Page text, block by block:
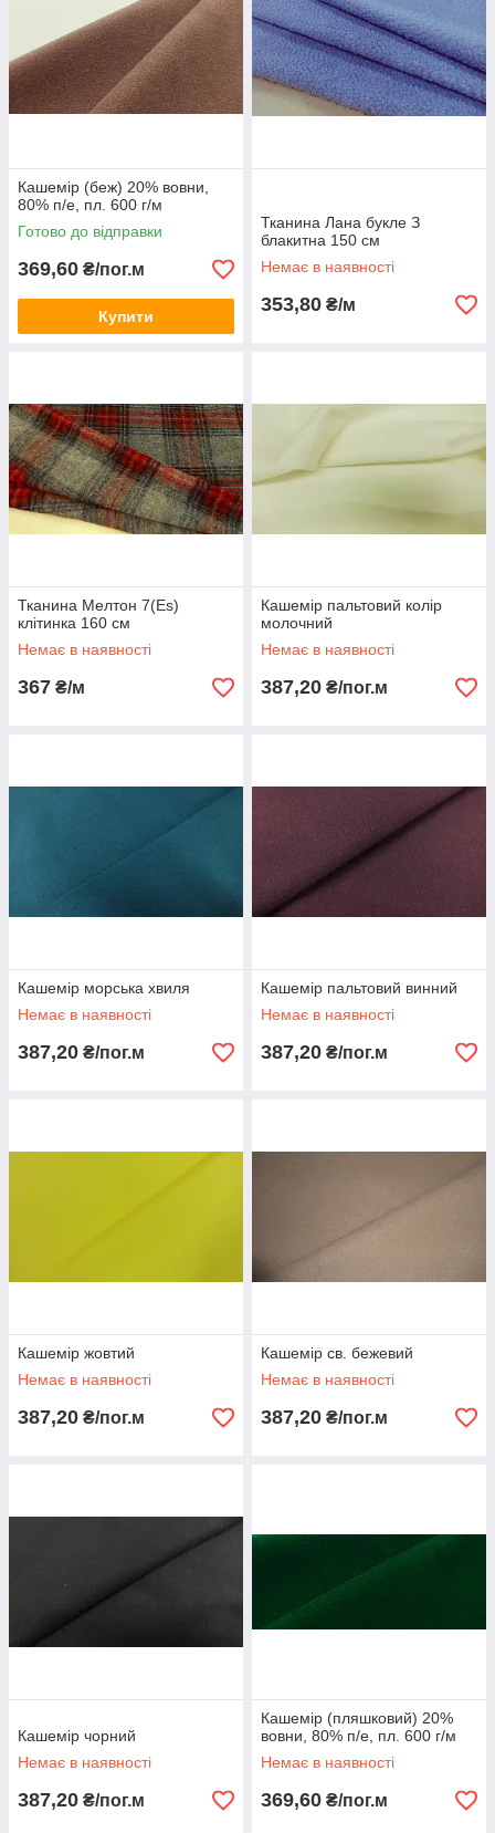
Кашемір (беж) 20% вовни,
80% п/е, пл. 600 г/м
Готово до відправки
369,60 ₴/пог.м
Купити
Тканина Лана букле З
блакитна 150 см
Немає в наявності
353,80 ₴/м
Тканина Мелтон 7(Es)
клітинка 160 см
Немає в наявності
367 ₴/м
Кашемір пальтовий колір
молочний
Немає в наявності
387,20 ₴/пог.м
Кашемір морська хвиля
Немає в наявності
387,20 ₴/пог.м
Кашемір пальтовий винний
Немає в наявності
387,20 ₴/пог.м
Кашемір жовтий
Немає в наявності
387,20 ₴/пог.м
Кашемір св. бежевий
Немає в наявності
387,20 ₴/пог.м
Кашемір чорний
Немає в наявності
387,20 ₴/пог.м
Кашемір (пляшковий) 20%
вовни, 80% п/е, пл. 600 г/м
Немає в наявності
369,60 ₴/пог.м